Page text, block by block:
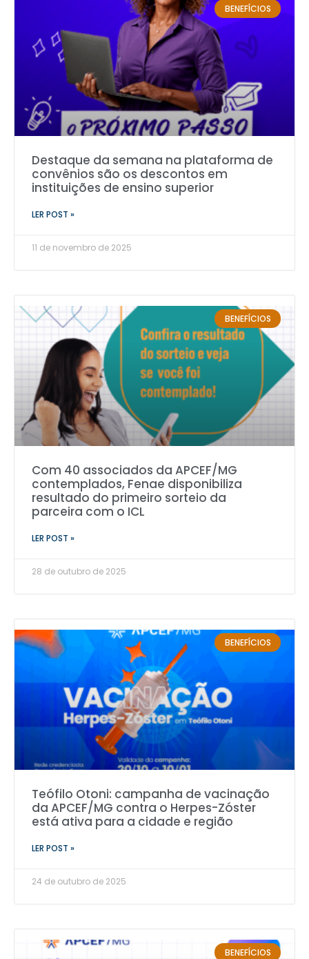
BENEFÍCIOS
Destaque da semana na plataforma de
convênios são os descontos em
instituições de ensino superior
LER POST »
11 de novembro de 2025
BENEFÍCIOS
Com 40 associados da APCEF/MG
contemplados, Fenae disponibiliza
resultado do primeiro sorteio da
parceira com o ICL
LER POST »
28 de outubro de 2025
BENEFÍCIOS
Teófilo Otoni: campanha de vacinação
da APCEF/MG contra o Herpes-Zóster
está ativa para a cidade e região
LER POST »
24 de outubro de 2025
BENEFÍCIOS